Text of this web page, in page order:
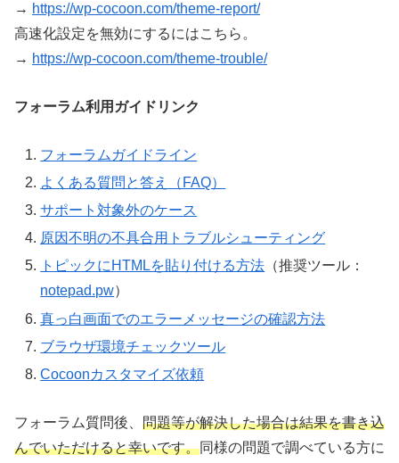
→ https://wp-cocoon.com/theme-report/
高速化設定を無効にするにはこちら。
→ https://wp-cocoon.com/theme-trouble/
フォーラム利用ガイドリンク
フォーラムガイドライン
よくある質問と答え（FAQ）
サポート対象外のケース
原因不明の不具合用トラブルシューティング
トピックにHTMLを貼り付ける方法 （推奨ツール：
notepad.pw）
真っ白画面でのエラーメッセージの確認方法
ブラウザ環境チェックツール
Cocoonカスタマイズ依頼
フォーラム質問後、 問題等が解決した場合は結果を書き込
んでいただけると幸いです。同様の問題で調べている方に